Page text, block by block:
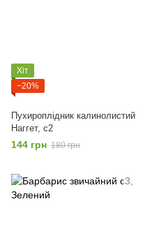
Хіт
−20%
Пухироплідник калинолистий
Наггет, с2
144 грн 180 грн